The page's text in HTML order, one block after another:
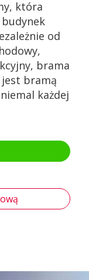
która
od
brama
bramą
każdej